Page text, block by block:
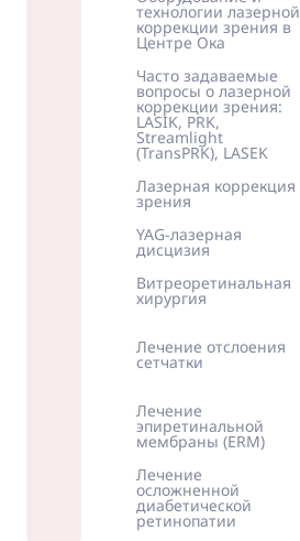
технологии лазерной
коррекции зрения в
Центре Ока
Часто задаваемые
вопросы о лазерной
коррекции зрения:
LASIK, PRK,
Streamlight
(TransPRK), LASEK
Лазерная коррекция
зрения
YAG-лазерная
дисцизия
Витреоретинальная
хирургия
Лечение отслоения
сетчатки
Лечение
эпиретинальной
мембраны (ERM)
Лечение
осложненной
диабетической
ретинопатии